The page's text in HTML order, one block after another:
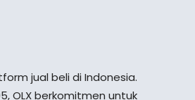
jual beli di Indonesia.
OLX berkomitmen untuk